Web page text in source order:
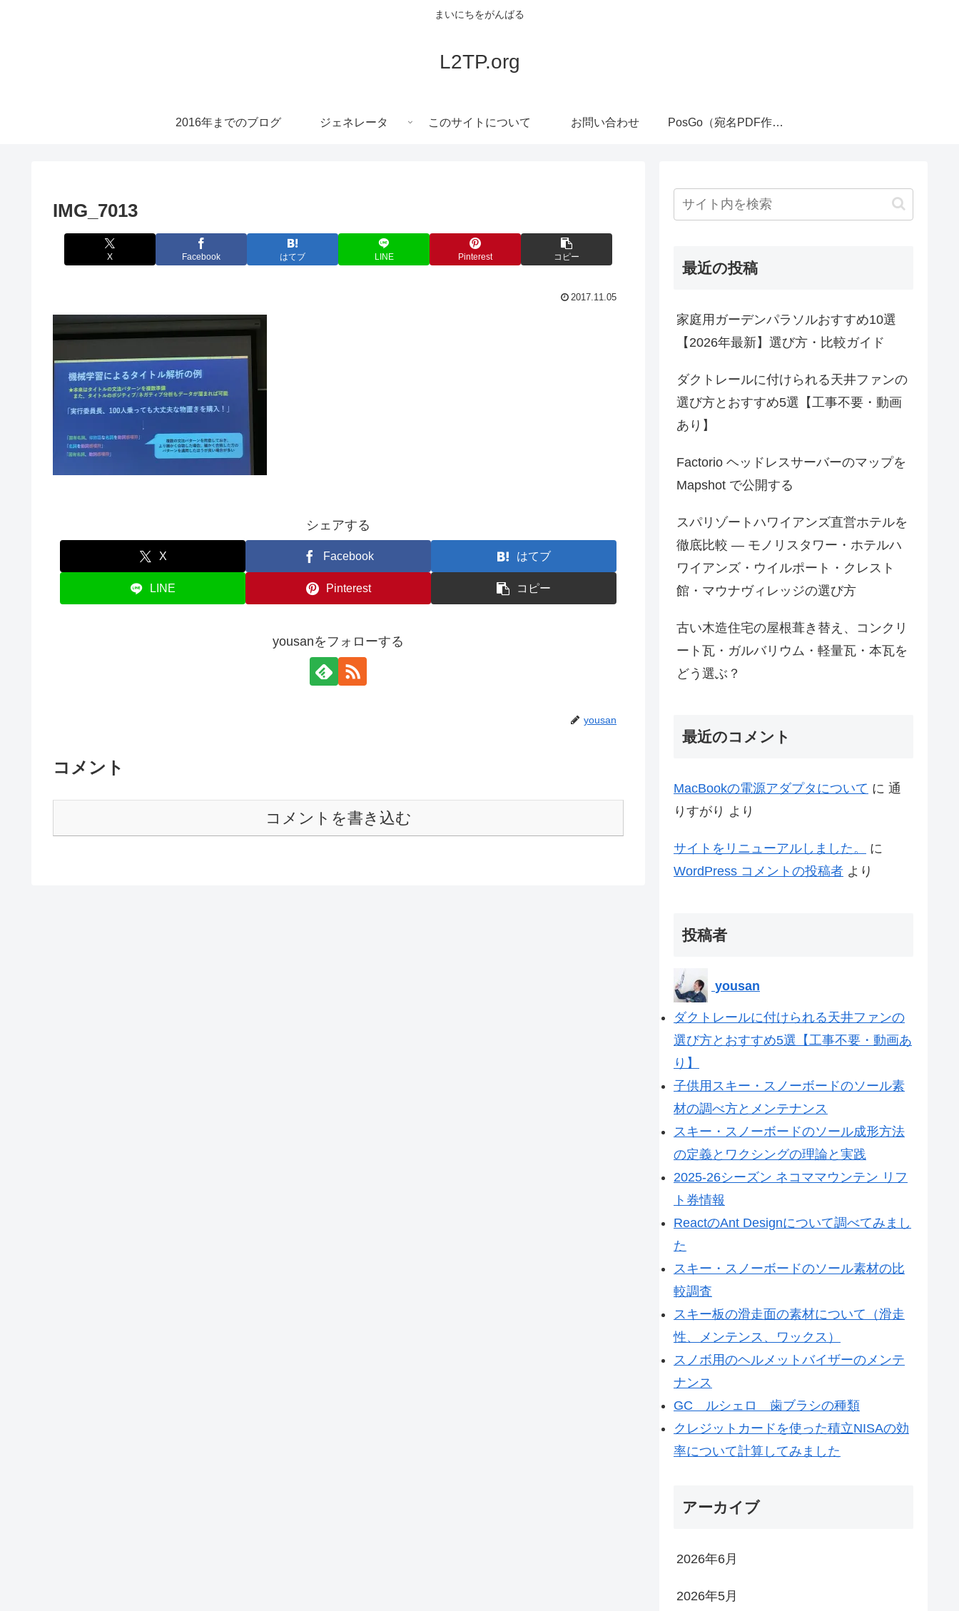
まいにちをがんばる
L2TP.org
2016年までのブログ ジェネレータ このサイトについて お問い合わせ PosGo（宛名PDF作成ツール）
IMG_7013
X Facebook はてブ LINE Pinterest コピー
2017.11.05
シェアする
X Facebook はてブ
LINE Pinterest コピー
yousanをフォローする
yousan
コメント
コメントを書き込む
最近の投稿
家庭用ガーデンパラソルおすすめ10選
【2026年最新】選び方・比較ガイド
ダクトレールに付けられる天井ファンの
選び方とおすすめ5選【工事不要・動画
あり】
Factorio ヘッドレスサーバーのマップを
Mapshot で公開する
スパリゾートハワイアンズ直営ホテルを
徹底比較 — モノリスタワー・ホテルハ
ワイアンズ・ウイルポート・クレスト
館・マウナヴィレッジの選び方
古い木造住宅の屋根葺き替え、コンクリ
ート瓦・ガルバリウム・軽量瓦・本瓦を
どう選ぶ？
最近のコメント
MacBookの電源アダプタについて に 通
りすがり より
サイトをリニューアルしました。
に
WordPress コメントの投稿者 より
投稿者
yousan
ダクトレールに付けられる天井ファンの
選び方とおすすめ5選【工事不要・動画あ
り】
子供用スキー・スノーボードのソール素
材の調べ方とメンテナンス
スキー・スノーボードのソール成形方法
の定義とワクシングの理論と実践
2025-26シーズン ネコママウンテン リフ
ト券情報
ReactのAnt Designについて調べてみまし
た
スキー・スノーボードのソール素材の比
較調査
スキー板の滑走面の素材について（滑走
性、メンテンス、ワックス）
スノボ用のヘルメットバイザーのメンテ
ナンス
GC ルシェロ 歯ブラシの種類
クレジットカードを使った積立NISAの効
率について計算してみました
アーカイブ
2026年6月
2026年5月